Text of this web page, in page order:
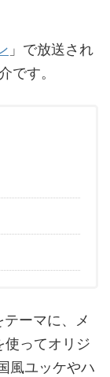
」で放送され
です。
ーマに、メ
使ってオリジ
風ユッケやハ